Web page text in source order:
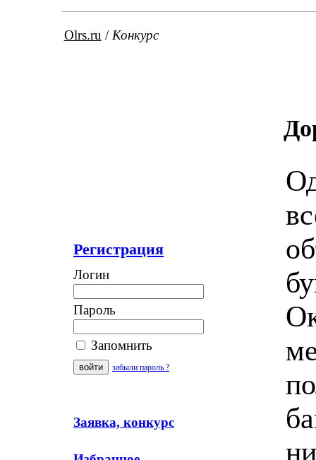
Olrs.ru / Конкурс
Регистрация
Логин
Пароль
Запомнить
забыли пароль ?
Заявка, конкурс